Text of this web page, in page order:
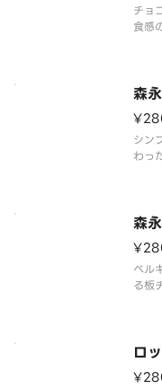
チョ
食感
※品
森
シン
わっ
森
ベル
る板
ロ